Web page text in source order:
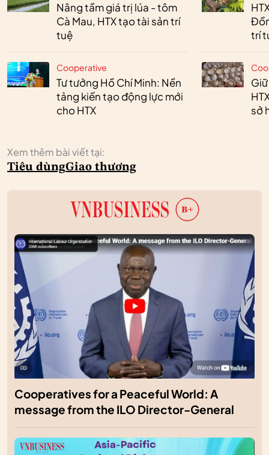
Nâng tầm giá trị lúa - tôm
Cà Mau, HTX tạo tài sản trí
tuệ
Cooperative
Tư tưởng Hồ Chí Minh: Nền
tảng kiến tạo động lực mới
cho HTX
trí
sở
Xem thêm bài viết tại:
Tiêu dùngGiao thương
Cooperatives for a Peaceful World: A
message from the ILO Director-General